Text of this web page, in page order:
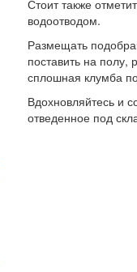
Стоит также
водоотводом.
Размещать
поставить на полу,
сплошная клумба
Вдохновляйтесь и
отведенное под